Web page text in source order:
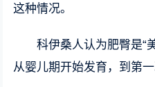
这种情况。
科伊桑人认为肥臀是“
从婴儿期开始发育，到第